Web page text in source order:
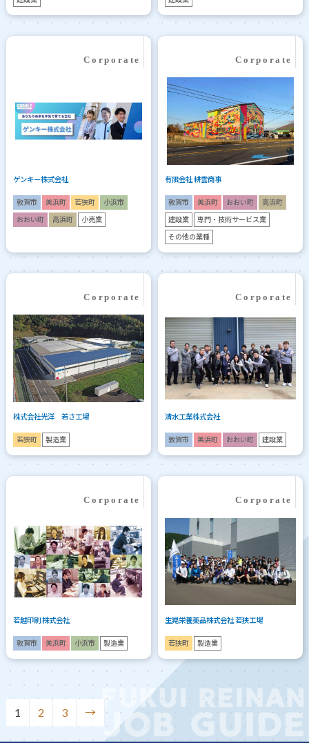
ゲンキー株式会社
敦賀市 美浜町 若狭町 小浜市
おおい町 高浜町 小売業
有限会社 耕雲商事
敦賀市 美浜町 おおい町 高浜町
建設業 専門・技術サービス業
その他の業種
株式会社光洋 若さ工場
若狭町 製造業
清水工業株式会社
敦賀市 美浜町 おおい町 建設業
若越印刷 株式会社
敦賀市 美浜町 小浜市 製造業
生晃栄養薬品株式会社 若狭工場
若狭町 製造業
1 2 3 →